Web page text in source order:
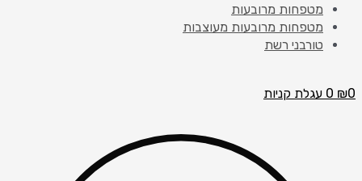
מטפחות מרובעות
מטפחות מרובעות מעוצבות
טורבני רשת
₪0
0 עגלת קניות